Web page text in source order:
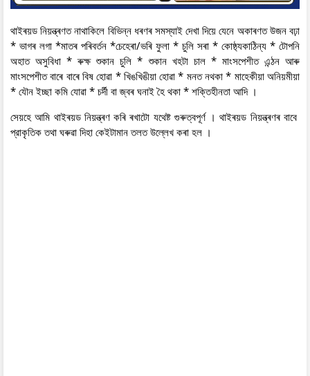
থাইৰয়ড নিয়ন্ত্ৰণত নাথাকিলে বিভিন্ন ধৰণৰ সমস্যাই দেখা দিয়ে যেনে অকাৰণত উজন বঢ়া
* ভাগৰ লগা *মাতৰ পৰিবৰ্তন *চেহেৰা/ভৰি ফুলা * চুলি সৰা * কোষ্ঠ্যকাঠিন্য * টোপনি
অহাত অসুবিধা * ৰুক্ষ শুকান চুলি * শুকান খহটা চাল * মাংসপেশীত এন্ঠন আৰু
মাংসপেশীত বাৰে বাৰে বিষ হোৱা * খিঙখিঙীয়া হোৱা * মনত নথকা * মাহেকীয়া অনিয়মীয়া
* যৌন ইচ্ছা কমি যোৱা * চৰ্দী বা জ্বৰ ঘনাই হৈ থকা * শক্তিহীনতা আদি ।
সেয়হে আমি থাইৰয়ড নিয়ন্ত্ৰণ কৰি ৰখাটো যথেষ্ট গুৰুত্বপূৰ্ণ । থাইৰয়ড নিয়ন্ত্ৰণৰ বাবে
প্রাকৃতিক তথা ঘৰুৱা দিহা কেইটামান তলত উল্লেখ কৰা হল ।